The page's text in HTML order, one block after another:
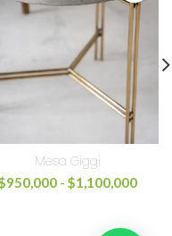
Mesa Giggi
950,000 - $1,100,000